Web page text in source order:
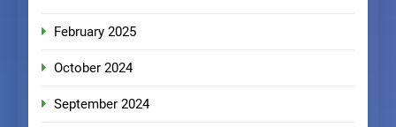
February 2025
October 2024
September 2024